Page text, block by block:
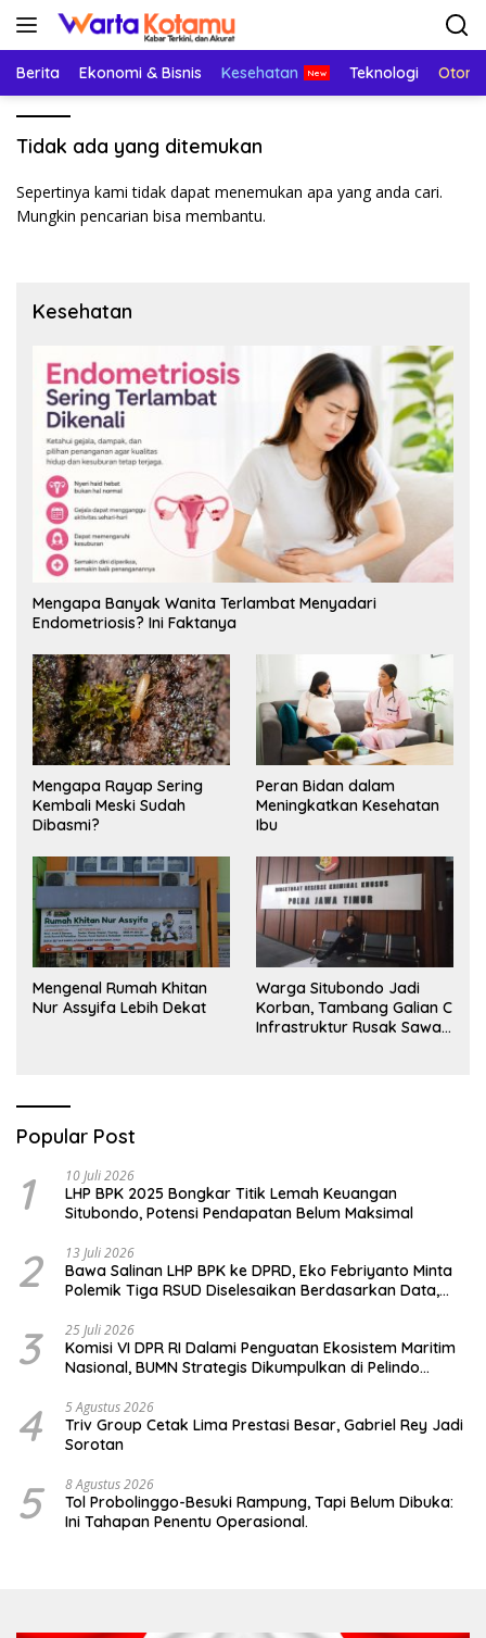
Langsung
Berita Ekonomi & Bisnis Kesehatan Teknologi
Tidak ada yang ditemukan
Sepertinya kami tidak dapat menemukan apa yang anda cari.
Mungkin pencarian bisa membantu.
Kesehatan
Mengapa Banyak Wanita Terlambat Menyadari
Endometriosis? Ini Faktanya
Mengapa Rayap Sering
Kembali Meski Sudah
Dibasmi?
Peran Bidan dalam
Meningkatkan Kesehatan
Ibu
Mengenal Rumah Khitan
Nur Assyifa Lebih Dekat
Warga Situbondo Jadi
Korban, Tambang Galian C
Infrastruktur Rusak Sawah
Popular Post
1 10 Juli 2026
LHP BPK 2025 Bongkar Titik Lemah Keuangan
Situbondo, Potensi Pendapatan Belum Maksimal
2 13 Juli 2026
Bawa Salinan LHP BPK ke DPRD, Eko Febriyanto Minta
Polemik Tiga RSUD Diselesaikan Berdasarkan Data,
3 25 Juli 2026
Komisi VI DPR RI Dalami Penguatan Ekosistem Maritim
Nasional, BUMN Strategis Dikumpulkan di Pelindo
4 5 Agustus 2026
Triv Group Cetak Lima Prestasi Besar, Gabriel Rey Jadi
Sorotan
5 8 Agustus 2026
Tol Probolinggo-Besuki Rampung, Tapi Belum Dibuka:
Ini Tahapan Penentu Operasional.